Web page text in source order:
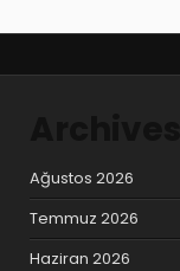
Ağustos 2026
Temmuz 2026
Haziran 2026